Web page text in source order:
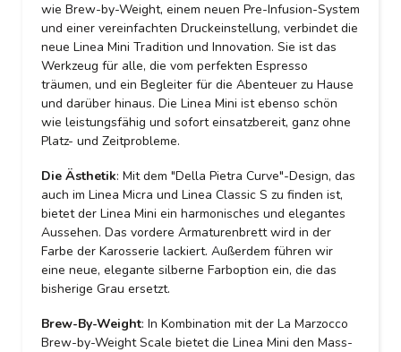
wie Brew-by-Weight, einem neuen Pre-Infusion-System
und einer vereinfachten Druckeinstellung, verbindet die
neue Linea Mini Tradition und Innovation. Sie ist das
Werkzeug für alle, die vom perfekten Espresso
träumen, und ein Begleiter für die Abenteuer zu Hause
und darüber hinaus. Die Linea Mini ist ebenso schön
wie leistungsfähig und sofort einsatzbereit, ganz ohne
Platz- und Zeitprobleme.
Die Ästhetik: Mit dem "Della Pietra Curve"-Design, das
auch im Linea Micra und Linea Classic S zu finden ist,
bietet der Linea Mini ein harmonisches und elegantes
Aussehen. Das vordere Armaturenbrett wird in der
Farbe der Karosserie lackiert. Außerdem führen wir
eine neue, elegante silberne Farboption ein, die das
bisherige Grau ersetzt.
Brew-By-Weight: In Kombination mit der La Marzocco
Brew-by-Weight Scale bietet die Linea Mini den Mass-